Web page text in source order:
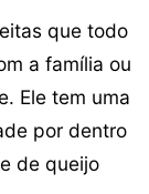
que todo
a família ou
Ele tem uma
por dentro
de queijo